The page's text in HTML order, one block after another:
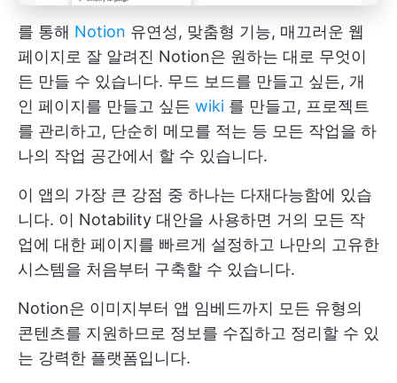
를 통해 Notion 유연성, 맞춤형 기능, 매끄러운 웹
페이지로 잘 알려진 Notion은 원하는 대로 무엇이
든 만들 수 있습니다. 무드 보드를 만들고 싶든, 개
인 페이지를 만들고 싶든 wiki 를 만들고, 프로젝트
를 관리하고, 단순히 메모를 적는 등 모든 작업을 하
나의 작업 공간에서 할 수 있습니다.
이 앱의 가장 큰 강점 중 하나는 다재다능함에 있습
니다. 이 Notability 대안을 사용하면 거의 모든 작
업에 대한 페이지를 빠르게 설정하고 나만의 고유한
시스템을 처음부터 구축할 수 있습니다.
Notion은 이미지부터 앱 임베드까지 모든 유형의
콘텐츠를 지원하므로 정보를 수집하고 정리할 수 있
는 강력한 플랫폼입니다.